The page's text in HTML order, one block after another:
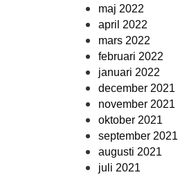
maj 2022
april 2022
mars 2022
februari 2022
januari 2022
december 2021
november 2021
oktober 2021
september 2021
augusti 2021
juli 2021